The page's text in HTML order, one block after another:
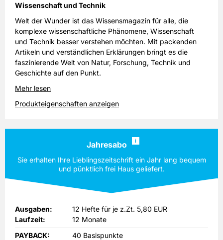
Wissenschaft und Technik
Welt der Wunder ist das Wissensmagazin für alle, die
komplexe wissenschaftliche Phänomene, Wissenschaft
und Technik besser verstehen möchten. Mit packenden
Artikeln und verständlichen Erklärungen bringt es die
faszinierende Welt von Natur, Forschung, Technik und
Geschichte auf den Punkt.
Mehr lesen
Produkteigenschaften anzeigen
Jahresabo i
Sie erhalten Ihre Lieblingszeitschrift ein Jahr lang bequem
und pünktlich frei Haus geliefert.
Ausgaben:
12 Hefte für je z.Zt. 5,80 EUR
Laufzeit:
12 Monate
PAYBACK:
40 Basispunkte